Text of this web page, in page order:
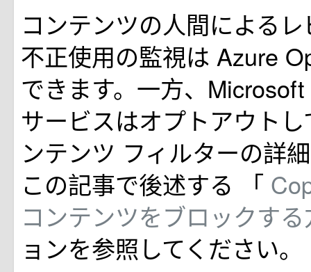
コンテンツの人間による
不正使用の監視は Azure
できます。一方、
サービスはオプトアウト
ンテンツ フィルターの詳
この記事で後述する 「
コンテンツをブロックす
ョンを参照してください。